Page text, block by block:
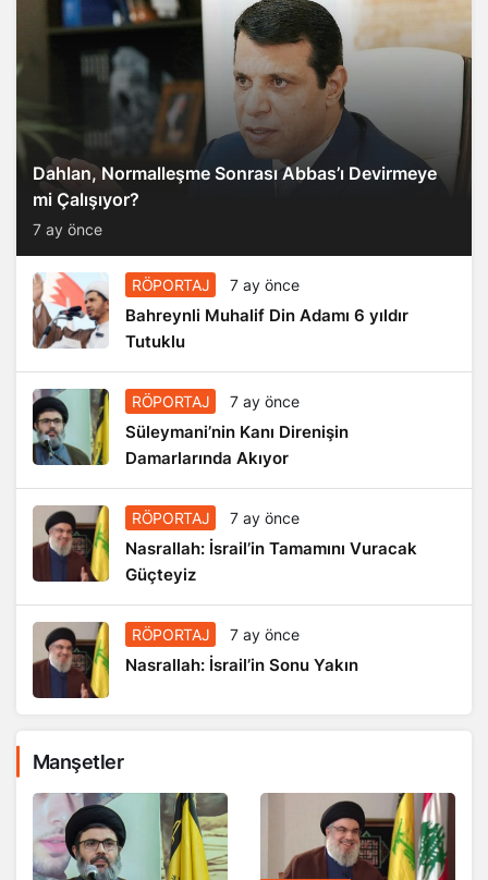
Dahlan, Normalleşme Sonrası Abbas’ı Devirmeye
mi Çalışıyor?
7 ay önce
RÖPORTAJ 7 ay önce
Bahreynli Muhalif Din Adamı 6 yıldır
Tutuklu
RÖPORTAJ 7 ay önce
Süleymani’nin Kanı Direnişin
Damarlarında Akıyor
RÖPORTAJ 7 ay önce
Nasrallah: İsrail’in Tamamını Vuracak
Güçteyiz
RÖPORTAJ 7 ay önce
Nasrallah: İsrail’in Sonu Yakın
Manşetler